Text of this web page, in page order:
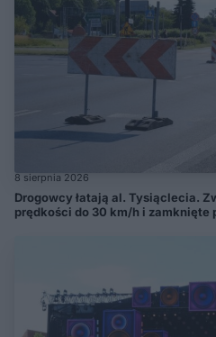
8 sierpnia 2026
Drogowcy łatają al. Tysiąclecia.
prędkości do 30 km/h i zamknięte